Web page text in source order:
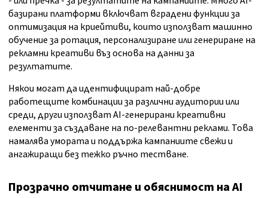
базирани платформи включват вградени функции за
оптимизация на криейтиви, които използват машинно
обучение за ротация, персонализиране или генериране на
рекламни креативи въз основа на данни за
резултатите.
Някои могат да идентифицират най-добре
работещите комбинации за различни аудитории или
среди, други използват AI-генерирани креативни
елементи за създаване на по-релевантни реклами. Това
намалява умората и поддържа кампаниите свежи и
ангажиращи без тежко ръчно тестване.
Прозрачно отчитане и обяснимост на AI